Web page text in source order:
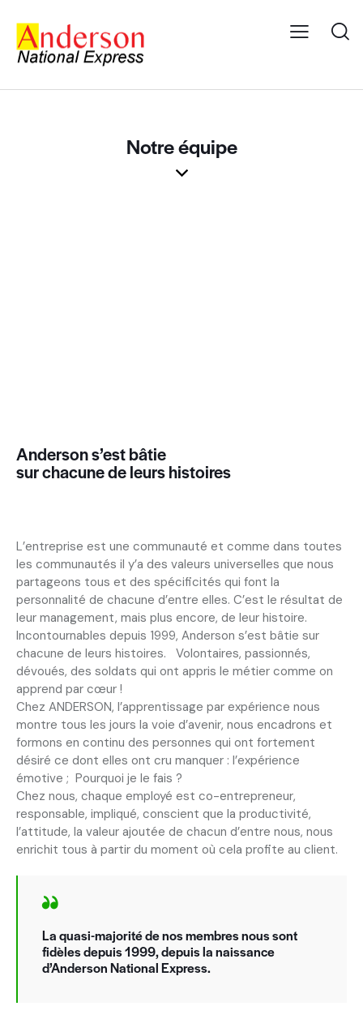
Notre équipe
Anderson s’est bâtie
sur chacune de leurs histoires
L’entreprise est une communauté et comme dans toutes
les communautés il y’a des valeurs universelles que nous
partageons tous et des spécificités qui font la
personnalité de chacune d’entre elles. C’est le résultat de
leur management, mais plus encore, de leur histoire.
Incontournables depuis 1999, Anderson s’est bâtie sur
chacune de leurs histoires. Volontaires, passionnés,
dévoués, des soldats qui ont appris le métier comme on
apprend par cœur !
Chez ANDERSON, l’apprentissage par expérience nous
montre tous les jours la voie d’avenir, nous encadrons et
formons en continu des personnes qui ont fortement
désiré ce dont elles ont cru manquer : l’expérience
émotive ; Pourquoi je le fais ?
Chez nous, chaque employé est co-entrepreneur,
responsable, impliqué, conscient que la productivité,
l’attitude, la valeur ajoutée de chacun d’entre nous, nous
enrichit tous à partir du moment où cela profite au client.
La quasi-majorité de nos membres nous sont
fidèles depuis 1999, depuis la naissance
d’Anderson National Express.